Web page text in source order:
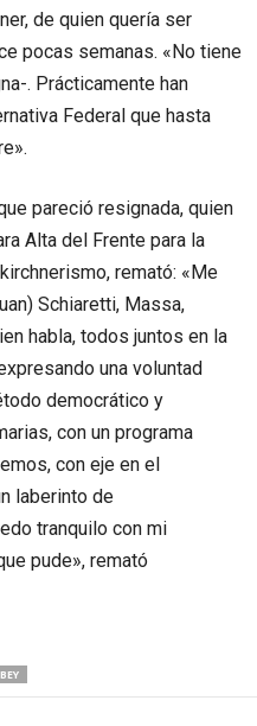
de quien quería ser
pocas semanas. «No tiene
. Prácticamente han
Federal que hasta
pareció resignada, quien
Alta del Frente para la
remató: «Me
Schiaretti, Massa,
habla, todos juntos en la
una voluntad
democrático y
con un programa
con eje en el
laberinto de
tranquilo con mi
pude», remató